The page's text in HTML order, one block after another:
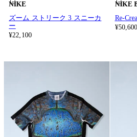
NIKE
ズーム ストリーク 3 スニーカ
ー
¥22,100
NIKE
Re-
¥50,600